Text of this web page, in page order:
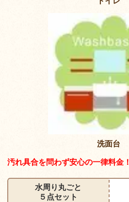
洗面台
汚れ具合を問わず安心の一律料金！
水周り丸ごと
５点セット